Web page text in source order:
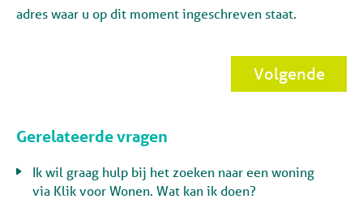
adres waar u op dit moment ingeschreven staat.
Volgende
Gerelateerde vragen
Ik wil graag hulp bij het zoeken naar een woning
via Klik voor Wonen. Wat kan ik doen?